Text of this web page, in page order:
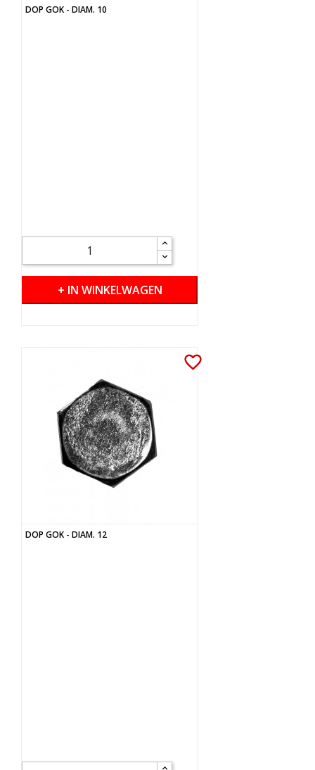
DOP GOK - DIAM. 10
+ IN WINKELWAGEN
favorite_border
DOP GOK - DIAM. 12